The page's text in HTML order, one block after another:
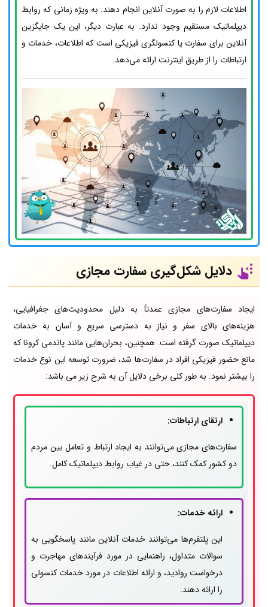
اطلاعات لازم را به صورت آنلاین انجام دهند. به ویژه زمانی که روابط
دیپلماتیک مستقیم وجود ندارد. به عبارت دیگر، این یک جایگزین
آنلاین برای سفارت یا کنسولگری فیزیکی است که اطلاعات، خدمات و
ارتباطات را از طریق اینترنت ارائه می‌دهد.
دلایل شکل‌گیری سفارت مجازی
ایجاد سفارت‌های مجازی عمدتاً به دلیل محدودیت‌های جغرافیایی،
هزینه‌های بالای سفر و نیاز به دسترسی سریع و آسان به خدمات
دیپلماتیک صورت گرفته است. همچنین، بحران‌هایی مانند پاندمی کرونا که
مانع حضور فیزیکی افراد در سفارت‌ها شد، ضرورت توسعه این نوع خدمات
را بیشتر نمود. به طور کلی برخی دلایل آن به شرح زیر می باشد:
ارتقای ارتباطات:
سفارت‌های مجازی می‌توانند به ایجاد ارتباط و تعامل بین مردم
دو کشور کمک کنند، حتی در غیاب روابط دیپلماتیک کامل.
ارائه خدمات:
این پلتفرم‌ها می‌توانند خدمات آنلاین مانند پاسخگویی به
سوالات متداول، راهنمایی در مورد فرآیندهای مهاجرت و
درخواست روادید، و ارائه اطلاعات در مورد خدمات کنسولی
را ارائه دهند.